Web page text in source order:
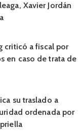
Xavier Jordán
criticó a fiscal por
en caso de trata de
su traslado a
ordenada por